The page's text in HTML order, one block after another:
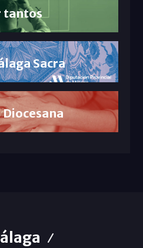
tantos
Sacra